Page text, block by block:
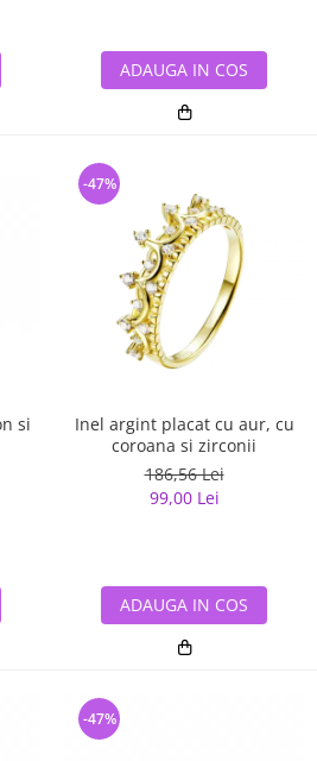
ADAUGA IN COS
si
Inel argint placat cu aur, cu
coroana si zirconii
186,56 Lei
99,00 Lei
-47%
ADAUGA IN COS
-47%